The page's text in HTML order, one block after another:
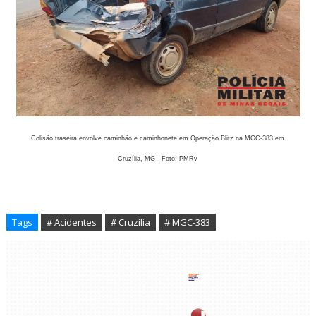
Colisão traseira envolve caminhão e caminhonete em Operação Blitz na MGC-383 em
Cruzília, MG - Foto: PMRv
Tags # Acidentes # Cruzília # MGC-383